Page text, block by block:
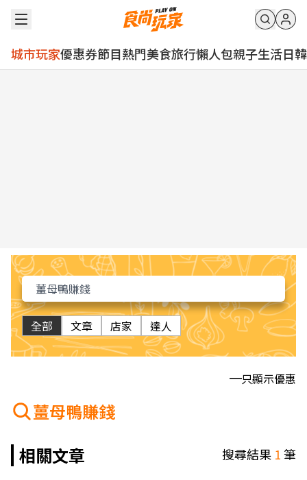
城市玩家優惠券節目熱門美食旅行懶人包親子生活日韓
全部 文章 店家 達人
只顯示優惠
薑母鴨賺錢
相關文章
搜尋結果 1筆